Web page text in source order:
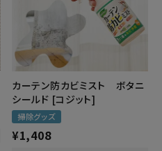
カーテン防カビミスト ボタニ
シールド [コジット]
掃除グッズ
¥1,408